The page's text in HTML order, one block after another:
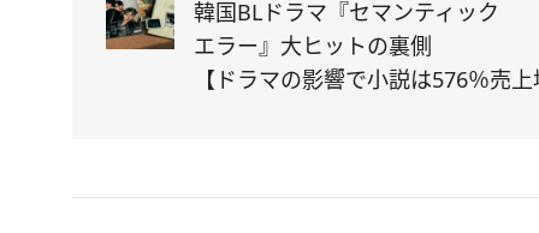
韓国BLドラマ『セマンティック
エラー』大ヒットの裏側
【ドラマの影響で小説は576％売